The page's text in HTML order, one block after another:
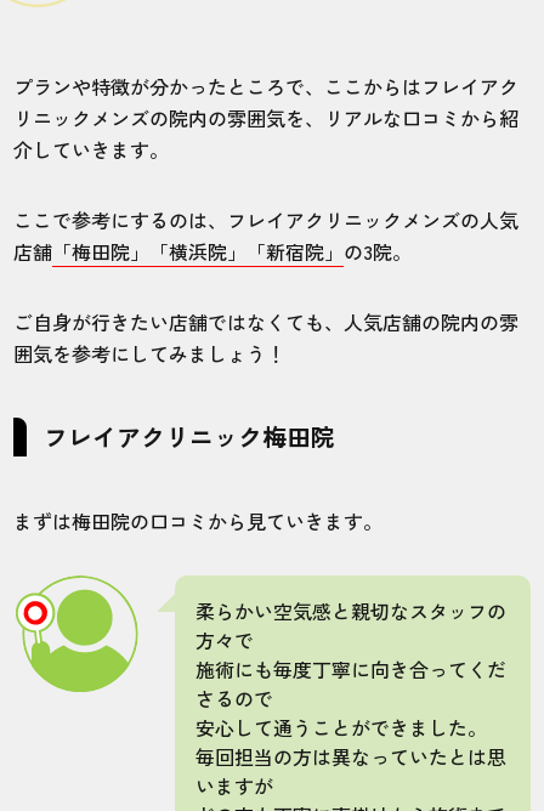
プランや特徴が分かったところで、ここからはフレイアク
リニックメンズの院内の雰囲気を、リアルな口コミから紹
介していきます。
ここで参考にするのは、フレイアクリニックメンズの人気
店舗 「梅田院」「横浜院」「新宿院」 の3院。
ご自身が行きたい店舗ではなくても、人気店舗の院内の雰
囲気を参考にしてみましょう！
フレイアクリニック梅田院
まずは梅田院の口コミから見ていきます。
柔らかい空気感と親切なスタッフの
方々で
施術にも毎度丁寧に向き合ってくだ
さるので
安心して通うことができました。
毎回担当の方は異なっていたとは思
いますが